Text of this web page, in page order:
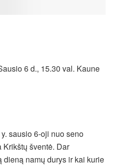
6 d., 15.30 val. Kaune
sausio 6-oji nuo seno
šventė. Dar
namų durys ir kai kurie